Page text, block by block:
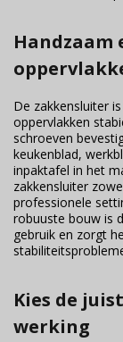
Handzaam
De zakkensluiter
oppervlakken
schroeven
keukenblad,
inpaktafel in het
zakkensluiter
professionele
robuuste bouw is
gebruik en zorgt
Kies de
werking